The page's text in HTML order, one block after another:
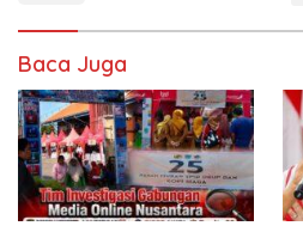
Baca Juga